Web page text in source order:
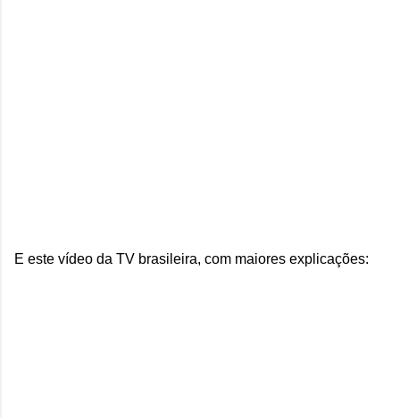
E este vídeo da TV brasileira, com maiores explicações: